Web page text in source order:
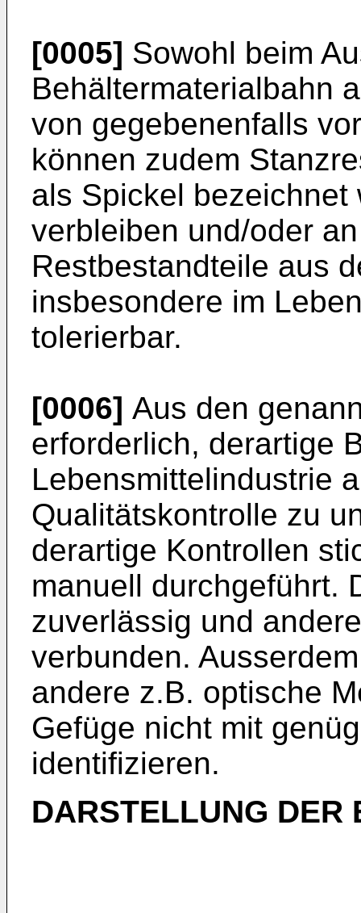
[0005] Sowohl beim
Behältermaterialbahn
von gegebenenfalls
können zudem
als Spickel
verbleiben und/oder
Restbestandteile aus
insbesondere im
tolerierbar.
[0006] Aus den
erforderlich, derartige
Lebensmittelindustrie
Qualitätskontrolle zu
derartige Kontrollen
manuell durchgeführt.
zuverlässig und
verbunden.
andere z.B. optische
Gefüge nicht mit
identifizieren.
DARSTELLUNG DER